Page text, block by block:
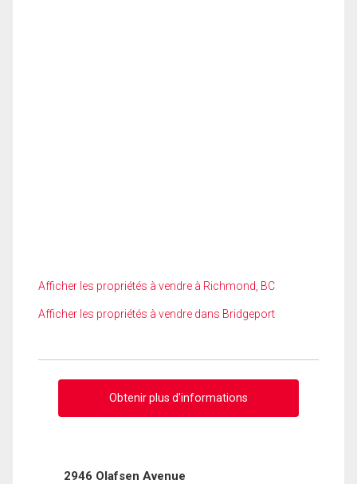
Afficher les propriétés à vendre à Richmond, BC
Afficher les propriétés à vendre dans Bridgeport
Obtenir plus d'informations
2946 Olafsen Avenue